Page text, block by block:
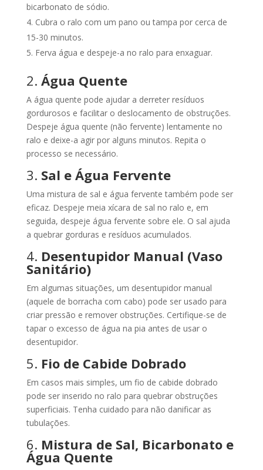
bicarbonato de sódio.
Cubra o ralo com um pano ou tampa por cerca de
15-30 minutos.
Ferva água e despeje-a no ralo para enxaguar.
2. Água Quente
A água quente pode ajudar a derreter resíduos
gordurosos e facilitar o deslocamento de obstruções.
Despeje água quente (não fervente) lentamente no
ralo e deixe-a agir por alguns minutos. Repita o
processo se necessário.
3. Sal e Água Fervente
Uma mistura de sal e água fervente também pode ser
eficaz. Despeje meia xícara de sal no ralo e, em
seguida, despeje água fervente sobre ele. O sal ajuda
a quebrar gorduras e resíduos acumulados.
4. Desentupidor Manual (Vaso
Sanitário)
Em algumas situações, um desentupidor manual
(aquele de borracha com cabo) pode ser usado para
criar pressão e remover obstruções. Certifique-se de
tapar o excesso de água na pia antes de usar o
desentupidor.
5. Fio de Cabide Dobrado
Em casos mais simples, um fio de cabide dobrado
pode ser inserido no ralo para quebrar obstruções
superficiais. Tenha cuidado para não danificar as
tubulações.
6. Mistura de Sal, Bicarbonato e
Água Quente